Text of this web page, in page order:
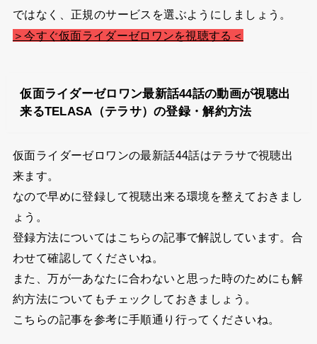
ではなく、正規のサービスを選ぶようにしましょう。
＞今すぐ仮面ライダーゼロワンを視聴する＜
仮面ライダーゼロワン最新話44話の動画が視聴出
来るTELASA（テラサ）の登録・解約方法
仮面ライダーゼロワンの最新話44話はテラサで視聴出
来ます。
なので早めに登録して視聴出来る環境を整えておきまし
ょう。
登録方法についてはこちらの記事で解説しています。合
わせて確認してくださいね。
また、万が一あなたに合わないと思った時のためにも解
約方法についてもチェックしておきましょう。
こちらの記事を参考に手順通り行ってくださいね。